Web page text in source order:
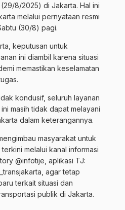
8/2025) di Jakarta. Hal ini
melalui pernyataan resmi
(30/8) pagi.
keputusan untuk
ini diambil karena situasi
memastikan keselamatan
kondusif, seluruh layanan
masih tidak dapat melayani
dalam keterangannya.
masyarakat untuk
melalui kanal informasi
@infotije, aplikasi TJ:
agar tetap
terkait situasi dan
publik di Jakarta.